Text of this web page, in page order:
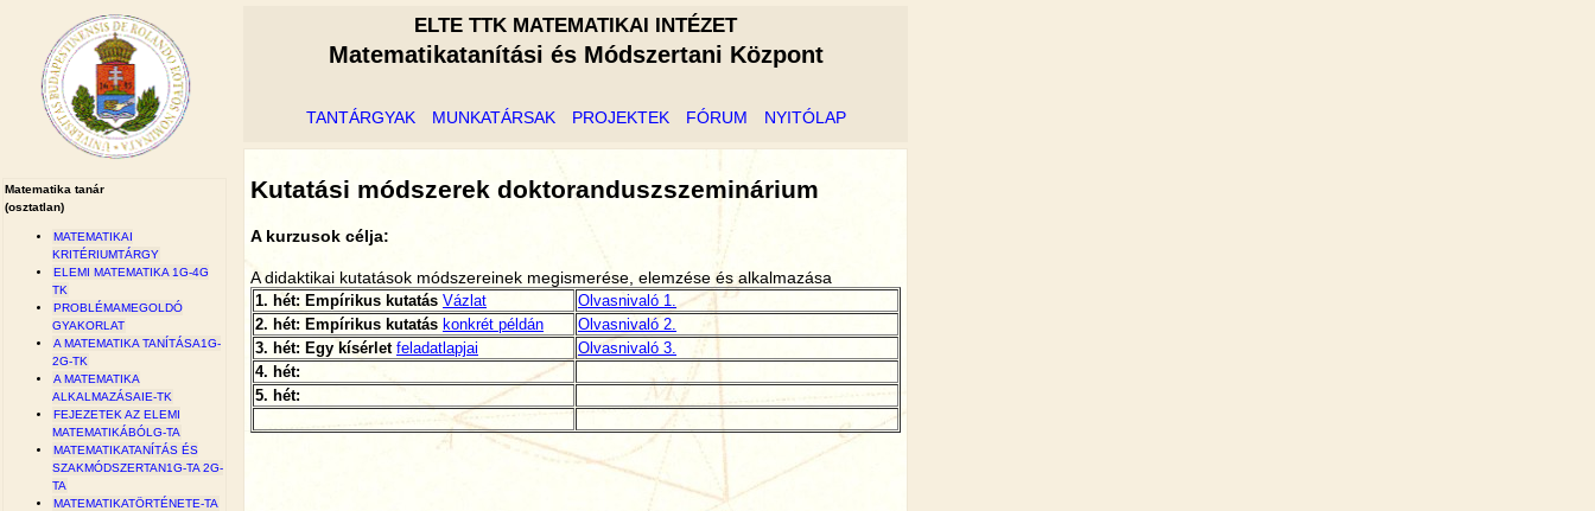
ELTE TTK MATEMATIKAI INTÉZET
Matematikatanítási és Módszertani Központ
TANTÁRGYAK MUNKATÁRSAK PROJEKTEK FÓRUM NYITÓLAP
Matematika tanár
(osztatlan)
MATEMATIKAI
KRITÉRIUMTÁRGY
ELEMI MATEMATIKA 1G-4G
TK
PROBLÉMAMEGOLDÓ
GYAKORLAT
A MATEMATIKA TANÍTÁSA1G-
2G-TK
A MATEMATIKA
ALKALMAZÁSAIE-TK
FEJEZETEK AZ ELEMI
MATEMATIKÁBÓLG-TA
MATEMATIKATANÍTÁS ÉS
SZAKMÓDSZERTAN1G-TA 2G-
TA
MATEMATIKATÖRTÉNETE-TA
Kutatási módszerek doktoranduszszeminárium
A kurzusok célja:
A didaktikai kutatások módszereinek megismerése, elemzése és alkalmazása
1. hét: Empírikus kutatás Vázlat
Olvasnivaló 1.
2. hét: Empírikus kutatás konkrét példán
Olvasnivaló 2.
3. hét: Egy kísérlet feladatlapjai
Olvasnivaló 3.
4. hét:
5. hét: